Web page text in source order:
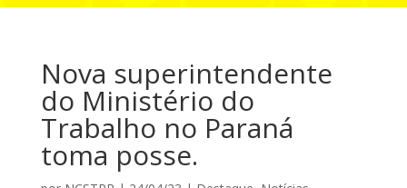
Nova superintendente
do Ministério do
Trabalho no Paraná
toma posse.